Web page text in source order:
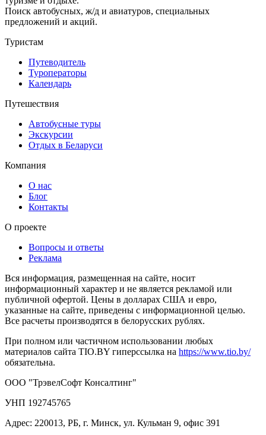
Поиск автобусных, ж/д и авиатуров, специальных
предложений и акций.
Туристам
Путеводитель
Туроператоры
Календарь
Путешествия
Автобусные туры
Экскурсии
Отдых в Беларуси
Компания
О нас
Блог
Контакты
О проекте
Вопросы и ответы
Реклама
Вся информация, размещенная на сайте, носит
информационный характер и не является рекламой или
публичной офертой. Цены в долларах США и евро,
указанные на сайте, приведены с информационной целью.
Все расчеты производятся в белорусских рублях.
При полном или частичном использовании любых
материалов сайта TIO.BY гиперссылка на https://www.tio.by/
обязательна.
ООО "ТрэвелСофт Консалтинг"
УНП 192745765
Адрес: 220013, РБ, г. Минск, ул. Кульман 9, офис 391